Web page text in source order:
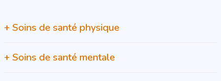
+ Soins de santé physique
+ Soins de santé mentale